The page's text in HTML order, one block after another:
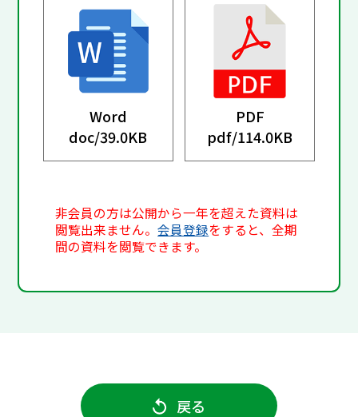
Word
doc/39.0KB
PDF
pdf/114.0KB
非会員の方は公開から一年を超えた資料は
閲覧出来ません。会員登録をすると、全期
間の資料を閲覧できます。
戻る